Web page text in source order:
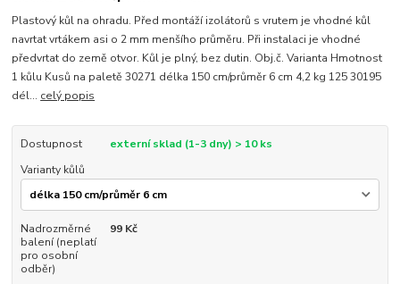
Plastový kůl na ohradu. Před montáží izolátorů s vrutem je vhodné kůl
navrtat vrtákem asi o 2 mm menšího průměru. Při instalaci je vhodné
předvrtat do země otvor. Kůl je plný, bez dutin. Obj.č. Varianta Hmotnost
1 kůlu Kusů na paletě 30271 délka 150 cm/průměr 6 cm 4,2 kg 125 30195
dél... celý popis
Dostupnost
externí sklad (1-3 dny) > 10 ks
Varianty kůlů
Nadrozměrné
balení (neplatí
pro osobní
odběr)
99 Kč